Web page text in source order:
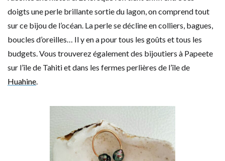
doigts une perle brillante sortie du lagon, on comprend tout
sur ce bijou de l’océan. La perle se décline en colliers, bagues,
boucles d’oreilles… Il y en a pour tous les goûts et tous les
budgets. Vous trouverez également des bijoutiers à Papeete
sur l’île de Tahiti et dans les fermes perlières de l’île de
Huahine